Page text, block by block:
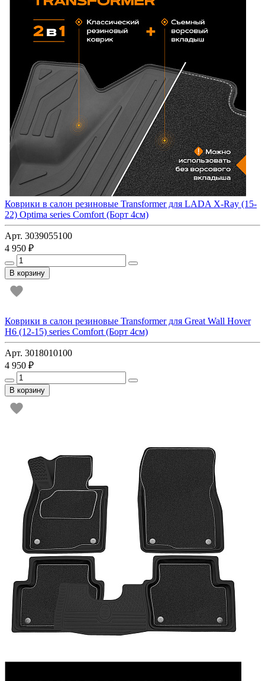
Коврики в салон резиновые Transformer для LADA X-Ray (15-
22) Optima series Comfort (Борт 4см)
Арт. 3039055100
4 950 ₽
В корзину
Коврики в салон резиновые Transformer для Great Wall Hover
H6 (12-15) series Comfort (Борт 4см)
Арт. 3018010100
4 950 ₽
В корзину